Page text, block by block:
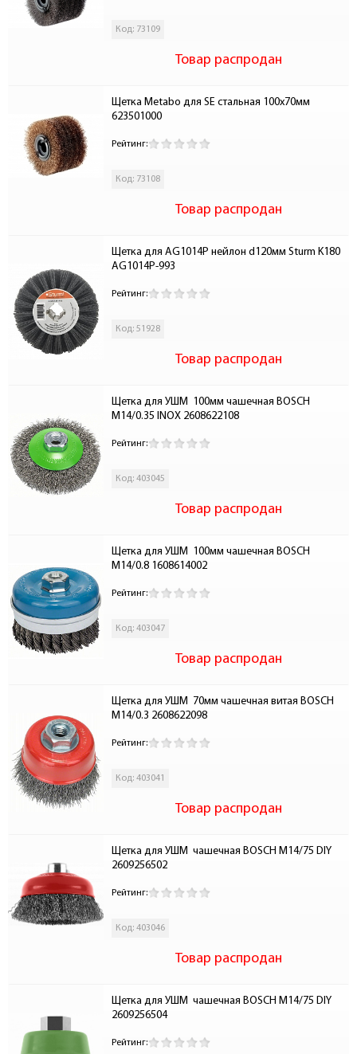
Код: 73109
Товар распродан
Щетка Metabo для SE стальная 100х70мм
623501000
Рейтинг:
Код: 73108
Товар распродан
Щетка для AG1014P нейлон d120мм Sturm K180
AG1014P-993
Рейтинг:
Код: 51928
Товар распродан
Щетка для УШМ  100мм чашечная BOSCH
М14/0.35 INOX 2608622108
Рейтинг:
Код: 403045
Товар распродан
Щетка для УШМ  100мм чашечная BOSCH
М14/0.8 1608614002
Рейтинг:
Код: 403047
Товар распродан
Щетка для УШМ  70мм чашечная витая BOSCH
М14/0.3 2608622098
Рейтинг:
Код: 403041
Товар распродан
Щетка для УШМ  чашечная BOSCH М14/75 DIY
2609256502
Рейтинг:
Код: 403046
Товар распродан
Щетка для УШМ  чашечная BOSCH М14/75 DIY
2609256504
Рейтинг: